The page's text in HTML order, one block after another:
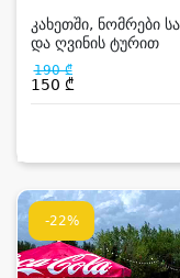
კახეთში, ნომრები
და ღვინის ტურით
190 ₾
150 ₾
-22%